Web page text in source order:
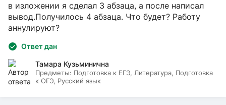
в изложении я сделал 3 абзаца, а после написал
вывод.Получилось 4 абзаца. Что будет? Работу
аннулируют?
Ответ дан
Тамара Кузьминична
Предметы: Подготовка к ЕГЭ, Литература, Подготовка
к ОГЭ, Русский язык